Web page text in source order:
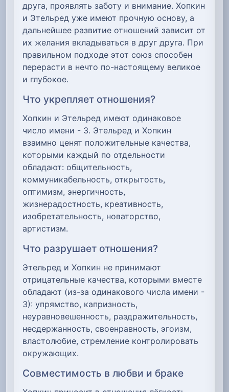
друга, проявлять заботу и внимание. Хопкин
и Этельред уже имеют прочную основу, а
дальнейшее развитие отношений зависит от
их желания вкладываться в друг друга. При
правильном подходе этот союз способен
перерасти в нечто по-настоящему великое
и глубокое.
Что укрепляет отношения?
Хопкин и Этельред имеют одинаковое
число имени - 3. Этельред и Хопкин
взаимно ценят положительные качества,
которыми каждый по отдельности
обладают: общительность,
коммуникабельность, открытость,
оптимизм, энергичность,
жизнерадостность, креативность,
изобретательность, новаторство,
артистизм.
Что разрушает отношения?
Этельред и Хопкин не принимают
отрицательные качества, которыми вместе
обладают (из-за одинакового числа имени -
3): упрямство, капризность,
неуравновешенность, раздражительность,
несдержанность, своенравность, эгоизм,
властолюбие, стремление контролировать
окружающих.
Совместимость в любви и браке